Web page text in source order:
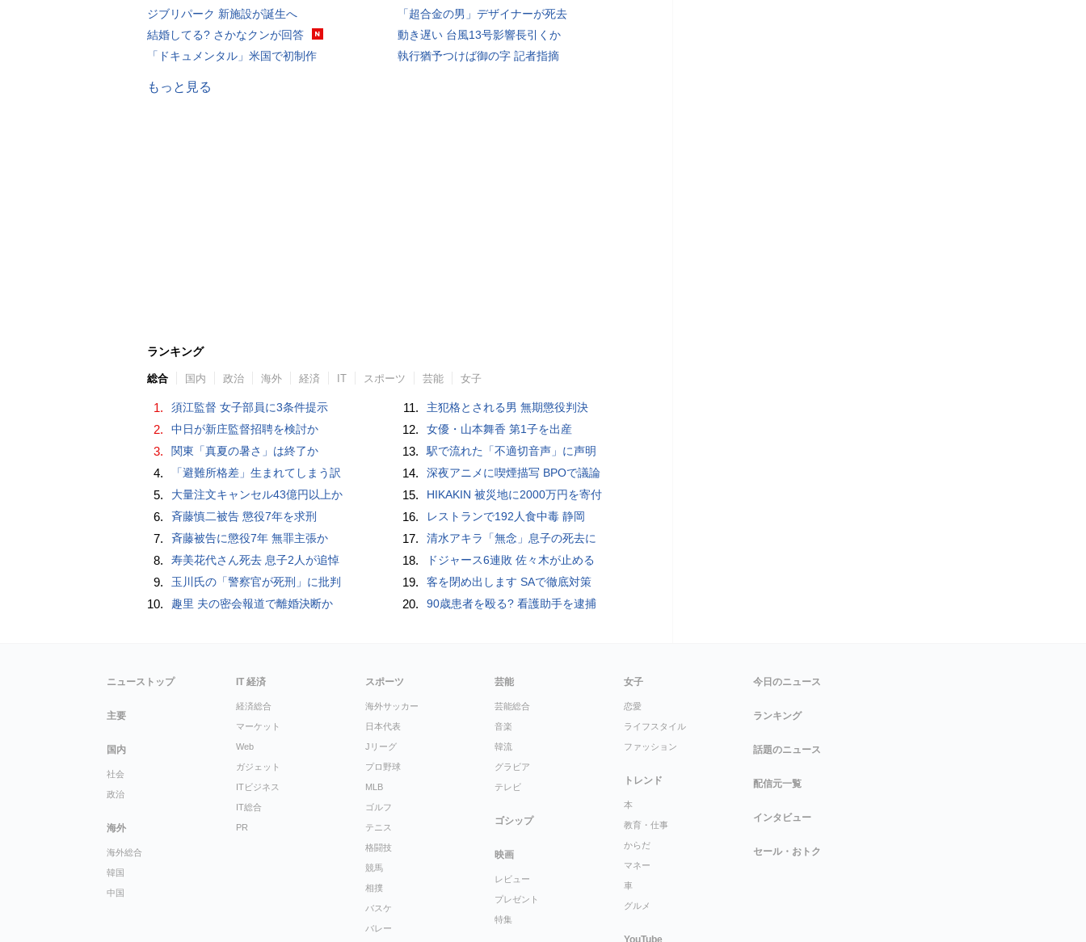
ジブリパーク 新施設が誕生へ
結婚してる? さかなクンが回答
「ドキュメンタル」米国で初制作
「超合金の男」デザイナーが死去
動き遅い 台風13号影響長引くか
執行猶予つけば御の字 記者指摘
もっと見る
ランキング
総合 国内 政治 海外 経済 IT スポーツ 芸能 女子
1. 須江監督 女子部員に3条件提示
2. 中日が新庄監督招聘を検討か
3. 関東「真夏の暑さ」は終了か
4. 「避難所格差」生まれてしまう訳
5. 大量注文キャンセル43億円以上か
6. 斉藤慎二被告 懲役7年を求刑
7. 斉藤被告に懲役7年 無罪主張か
8. 寿美花代さん死去 息子2人が追悼
9. 玉川氏の「警察官が死刑」に批判
10. 趣里 夫の密会報道で離婚決断か
11. 主犯格とされる男 無期懲役判決
12. 女優・山本舞香 第1子を出産
13. 駅で流れた「不適切音声」に声明
14. 深夜アニメに喫煙描写 BPOで議論
15. HIKAKIN 被災地に2000万円を寄付
16. レストランで192人食中毒 静岡
17. 清水アキラ「無念」息子の死去に
18. ドジャース6連敗 佐々木が止める
19. 客を閉め出します SAで徹底対策
20. 90歳患者を殴る? 看護助手を逮捕
ニューストップ
主要
国内
社会
政治
海外
海外総合
韓国
中国
IT 経済
経済総合
マーケット
Web
ガジェット
ITビジネス
IT総合
PR
スポーツ
海外サッカー
日本代表
Jリーグ
プロ野球
MLB
ゴルフ
テニス
格闘技
競馬
相撲
バスケ
バレー
芸能
芸能総合
音楽
韓流
グラビア
テレビ
ゴシップ
映画
レビュー
プレゼント
特集
女子
恋愛
ライフスタイル
ファッション
トレンド
本
教育・仕事
からだ
マネー
車
グルメ
YouTube
今日のニュース
ランキング
話題のニュース
配信元一覧
インタビュー
セール・おトク